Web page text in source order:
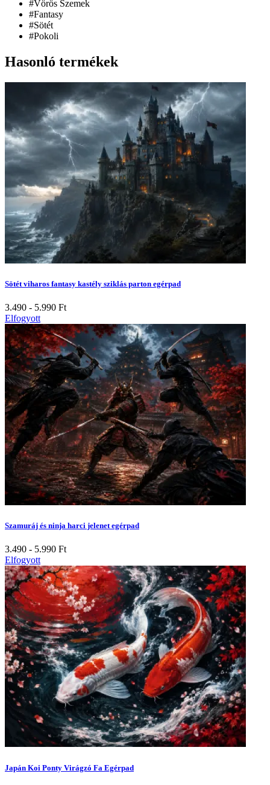
#Vörös Szemek
#Fantasy
#Sötét
#Pokoli
Hasonló termékek
Sötét viharos fantasy kastély sziklás parton egérpad
3.490 - 5.990 Ft
Elfogyott
Szamuráj és ninja harci jelenet egérpad
3.490 - 5.990 Ft
Elfogyott
Japán Koi Ponty Virágzó Fa Egérpad